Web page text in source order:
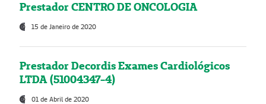
Prestador CENTRO DE ONCOLOGIA
15 de Janeiro de 2020
Prestador Decordis Exames Cardiológicos
LTDA (51004347-4)
01 de Abril de 2020